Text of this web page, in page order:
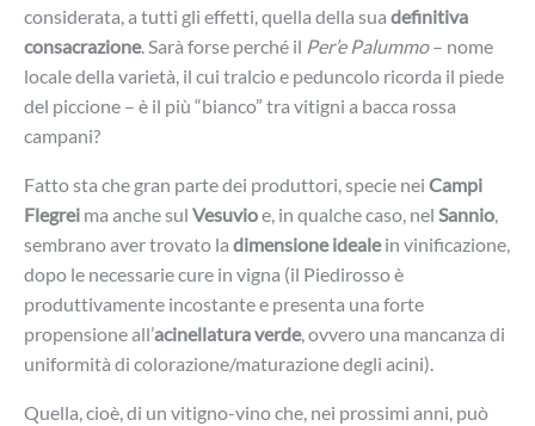
considerata, a tutti gli effetti, quella della sua definitiva
consacrazione. Sarà forse perché il Per’e Palummo– nome
locale della varietà, il cui tralcio e peduncolo ricorda il piede
del piccione – è il più “bianco” tra vitigni a bacca rossa
campani?
Fatto sta che gran parte dei produttori, specie nei Campi
Flegrei ma anche sul Vesuvioe, in qualche caso, nel Sannio,
sembrano aver trovato la dimensione idealein vinificazione,
dopo le necessarie cure in vigna (il Piedirosso è
produttivamente incostante e presenta una forte
propensione all’acinellatura verde, ovvero una mancanza di
uniformità di colorazione/maturazione degli acini).
Quella, cioè, di un vitigno-vino che, nei prossimi anni, può